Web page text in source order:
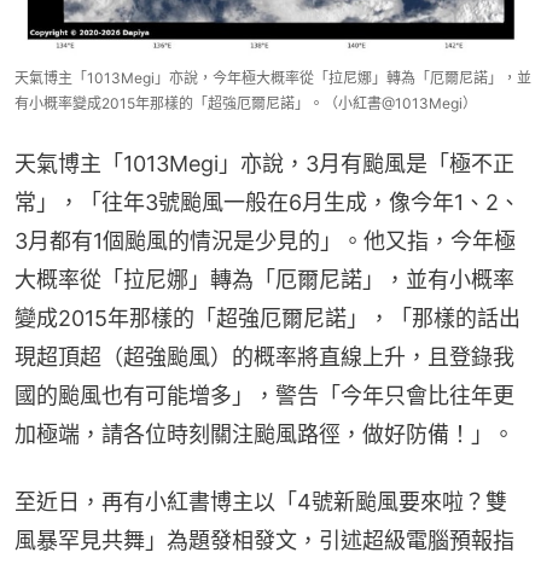
天氣博主「1013Megi」亦說，今年極大概率從「拉尼娜」轉為「厄爾尼諾」，並
有小概率變成2015年那樣的「超強厄爾尼諾」。（小紅書@1013Megi）
天氣博主「1013Megi」亦說，3月有颱風是「極不正
常」，「往年3號颱風一般在6月生成，像今年1、2、
3月都有1個颱風的情況是少見的」。他又指，今年極
大概率從「拉尼娜」轉為「厄爾尼諾」，並有小概率
變成2015年那樣的「超強厄爾尼諾」，「那樣的話出
現超頂超（超強颱風）的概率將直線上升，且登錄我
國的颱風也有可能增多」，警告「今年只會比往年更
加極端，請各位時刻關注颱風路徑，做好防備！」。
至近日，再有小紅書博主以「4號新颱風要來啦？雙
風暴罕見共舞」為題發相發文，引述超級電腦預報指